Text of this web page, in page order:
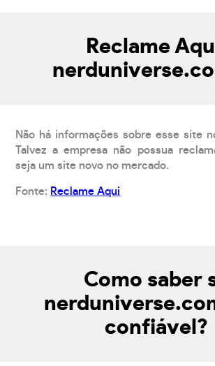
Reclame
Não há informações sobre esse site
Talvez a empresa não possua
seja um site novo no mercado.
Fonte: Reclame Aqui
Como saber
confiável?